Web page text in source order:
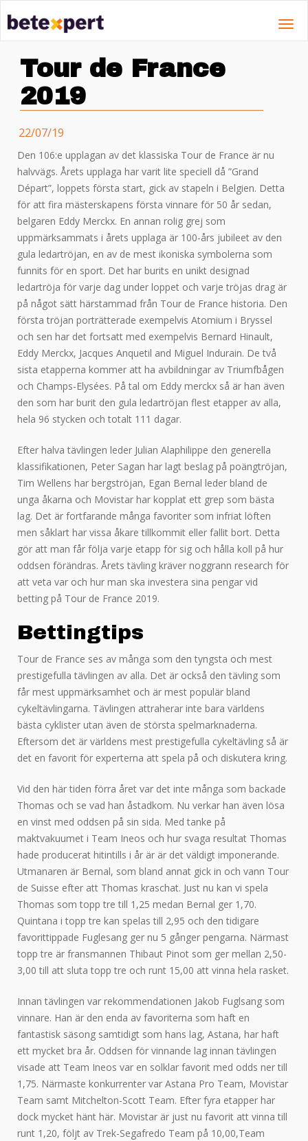
Tour de France
2019
22/07/19
Den 106:e upplagan av det klassiska Tour de France är nu
halvvägs. Årets upplaga har varit lite speciell då ”Grand
Départ”, loppets första start, gick av stapeln i Belgien. Detta
för att fira mästerskapens första vinnare för 50 år sedan,
belgaren Eddy Merckx. En annan rolig grej som
uppmärksammats i årets upplaga är 100-års jubileet av den
gula ledartröjan, en av de mest ikoniska symbolerna som
funnits för en sport. Det har burits en unikt designad
ledartröja för varje dag under loppet och varje tröjas drag är
på något sätt härstammad från Tour de France historia. Den
första tröjan porträtterade exempelvis Atomium i Bryssel
och sen har det fortsatt med exempelvis Bernard Hinault,
Eddy Merckx, Jacques Anquetil and Miguel Indurain. De två
sista etapperna kommer att ha avbildningar av Triumfbågen
och Champs-Elysées. På tal om Eddy merckx så är han även
den som har burit den gula ledartröjan flest etapper av alla,
hela 96 stycken och totalt 111 dagar.
Efter halva tävlingen leder Julian Alaphilippe den generella
klassifikationen, Peter Sagan har lagt beslag på poängtröjan,
Tim Wellens har bergströjan, Egan Bernal leder bland de
unga åkarna och Movistar har kopplat ett grep som bästa
lag. Det är fortfarande många favoriter som infriat löften
men såklart har vissa åkare tillkommit eller fallit bort. Detta
gör att man får följa varje etapp för sig och hålla koll på hur
oddsen förändras. Årets tävling kräver noggrann research för
att veta var och hur man ska investera sina pengar vid
betting på Tour de France 2019.
Bettingtips
Tour de France ses av många som den tyngsta och mest
prestigefulla tävlingen av alla. Det är också den tävling som
får mest uppmärksamhet och är mest populär bland
cykeltävlingarna. Tävlingen attraherar inte bara världens
bästa cyklister utan även de största spelmarknaderna.
Eftersom det är världens mest prestigefulla cykeltävling så är
det en favorit för experterna att spela på och diskutera kring.
Vid den här tiden förra året var det inte många som backade
Thomas och se vad han åstadkom. Nu verkar han även lösa
en vinst med oddsen på sin sida. Med tanke på
maktvakuumet i Team Ineos och hur svaga resultat Thomas
hade producerat hitintills i år är är det väldigt imponerande.
Utmanaren är Bernal, som bland annat gick in och vann Tour
de Suisse efter att Thomas kraschat. Just nu kan vi spela
Thomas som topp tre till 1,25 medan Bernal ger 1,70.
Quintana i topp tre kan spelas till 2,95 och den tidigare
favorittippade Fuglesang ger nu 5 gånger pengarna. Närmast
topp tre är fransmannen Thibaut Pinot som ger mellan 2,50-
3,00 till att sluta topp tre och runt 15,00 att vinna hela rasket.
Innan tävlingen var rekommendationen Jakob Fuglsang som
vinnare. Han är den enda av favoriterna som haft en
fantastisk säsong samtidigt som hans lag, Astana, har haft
ett mycket bra år. Oddsen för vinnande lag innan tävlingen
visade att Team Ineos var en solklar favorit med odds ner till
1,75. Närmaste konkurrenter var Astana Pro Team, Movistar
Team samt Mitchelton-Scott Team. Efter fyra etapper har
dock mycket hänt här. Movistar är just nu favorit att vinna till
runt 1,20, följt av Trek-Segafredo Team på 10,00,Team